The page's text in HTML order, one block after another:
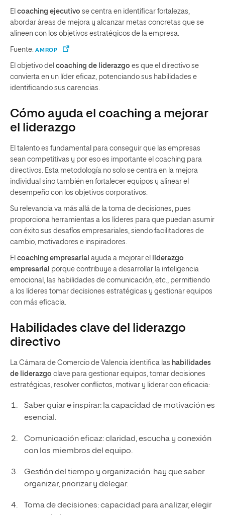
El coaching ejecutivo se centra en identificar fortalezas,
abordar áreas de mejora y alcanzar metas concretas que se
alineen con los objetivos estratégicos de la empresa.
Fuente: AMROP
El objetivo del coaching de liderazgo es que el directivo se
convierta en un líder eficaz, potenciando sus habilidades e
identificando sus carencias.
Cómo ayuda el coaching a mejorar
el liderazgo
El talento es fundamental para conseguir que las empresas
sean competitivas y por eso es importante el coaching para
directivos. Esta metodología no solo se centra en la mejora
individual sino también en fortalecer equipos y alinear el
desempeño con los objetivos corporativos.
Su relevancia va más allá de la toma de decisiones, pues
proporciona herramientas a los líderes para que puedan asumir
con éxito sus desafíos empresariales, siendo facilitadores de
cambio, motivadores e inspiradores.
El coaching empresarial ayuda a mejorar el
liderazgo
empresarial porque contribuye a desarrollar la inteligencia
emocional, las habilidades de comunicación, etc., permitiendo
a los líderes tomar decisiones estratégicas y gestionar equipos
con más eficacia.
Habilidades clave del liderazgo
directivo
La Cámara de Comercio de Valencia identifica las habilidades
de liderazgo clave para gestionar equipos, tomar decisiones
estratégicas, resolver conflictos, motivar y liderar con eficacia:
Saber guiar e inspirar: la capacidad de motivación es
esencial.
Comunicación eficaz: claridad, escucha y conexión
con los miembros del equipo.
Gestión del tiempo y organización: hay que saber
organizar, priorizar y delegar.
Toma de decisiones: capacidad para analizar, elegir